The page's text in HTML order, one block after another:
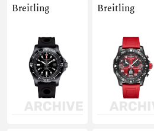
Breitling Breitling